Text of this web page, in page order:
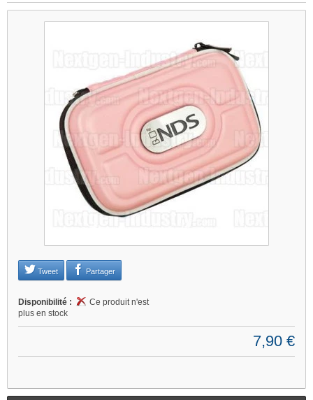
Tweet Partager
Disponibilité :
Ce produit n'est
plus en stock
7,90 €